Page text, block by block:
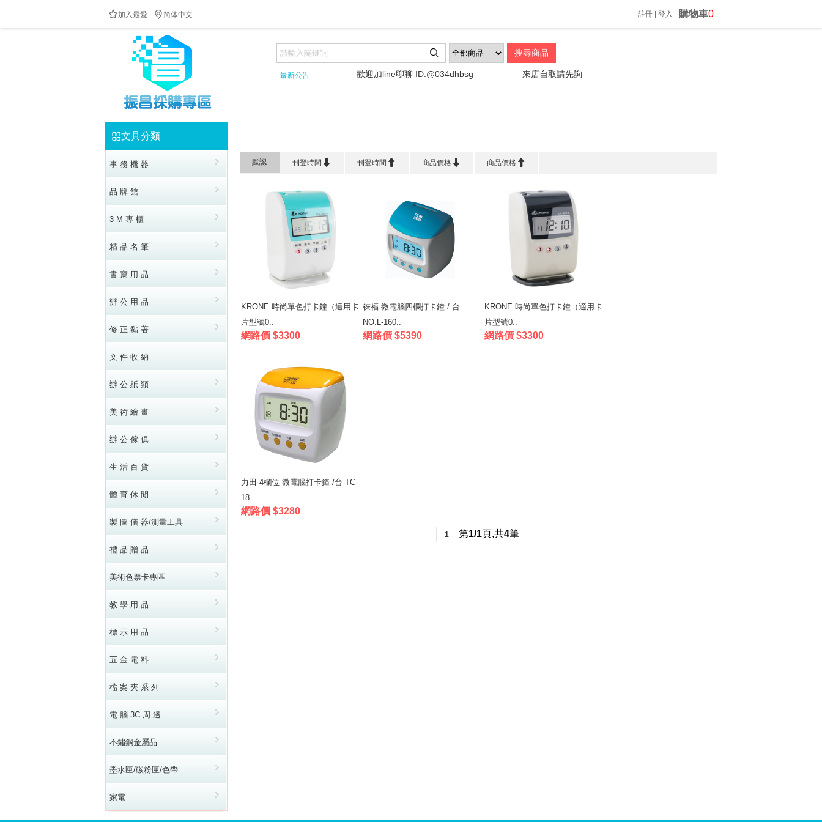
註冊 登入 購物車0
加入最愛 简体中文

最新公告
防疫隔板供應中!!!歡迎來電洽詢!!!全民防疫!!台灣加油!!!! 歡迎加line聊聊 ID:@034dhbsg 來店自取請先詢問喔
文具分類
事 務 機 器
品 牌 館
3 M 專 櫃
精 品 名 筆
書 寫 用 品
辦 公 用 品
修 正 黏 著
文 件 收 納
辦 公 紙 類
美 術 繪 畫
辦 公 傢 俱
生 活 百 貨
體 育 休 閒
製 圖 儀 器/測量工具
禮 品 贈 品
美術色票卡專區
教 學 用 品
標 示 用 品
五 金 電 料
檔 案 夾 系 列
電 腦 3C 周 邊
不鏽鋼金屬品
墨水匣/碳粉匣/色帶
家電
默認 刊登時間  刊登時間  商品價格  商品價格 
KRONE 時尚單色打卡鐘（適用卡
片型號0..
網路價 $3300
徠福 微電腦四欄打卡鐘 / 台
NO.L-160..
網路價 $5390
KRONE 時尚單色打卡鐘（適用卡
片型號0..
網路價 $3300
力田 4欄位 微電腦打卡鐘 /台 TC-
18
網路價 $3280
1 第1/1頁,共4筆